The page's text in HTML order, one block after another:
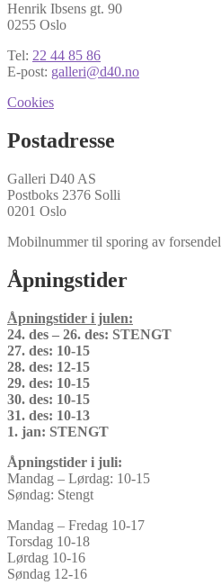
Henrik Ibsens gt. 90
0255 Oslo
Tel: 22 44 85 86
E-post: galleri@d40.no
Cookies
Postadresse
Galleri D40 AS
Postboks 2376 Solli
0201 Oslo
Mobilnummer til sporing av
Åpningstider
Åpningstider i julen:
24. des – 26. des: STENGT
27. des: 10-15
28. des: 12-15
29. des: 10-15
30. des: 10-15
31. des: 10-13
1. jan: STENGT
Åpningstider i juli:
Mandag – Lørdag: 10-15
Søndag: Stengt
Mandag – Fredag 10-17
Torsdag 10-18
Lørdag 10-16
Søndag 12-16